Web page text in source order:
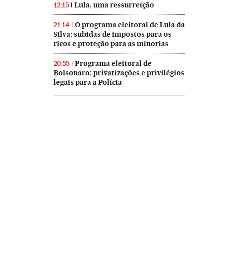
12:15 Lula, uma ressurreição
21:14
O programa eleitoral de Lula da
Silva: subidas de impostos para os
ricos e proteção para as minorias
20:55
Programa eleitoral de
Bolsonaro: privatizações e privilégios
legais para a Polícia